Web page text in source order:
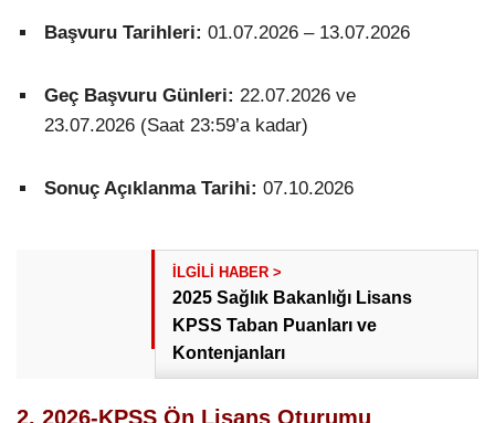
Başvuru Tarihleri: 01.07.2026 – 13.07.2026
Geç Başvuru Günleri: 22.07.2026 ve
23.07.2026 (Saat 23:59’a kadar)
Sonuç Açıklanma Tarihi: 07.10.2026
2025 Sağlık Bakanlığı Lisans
KPSS Taban Puanları ve
Kontenjanları
2. 2026-KPSS Ön Lisans Oturumu